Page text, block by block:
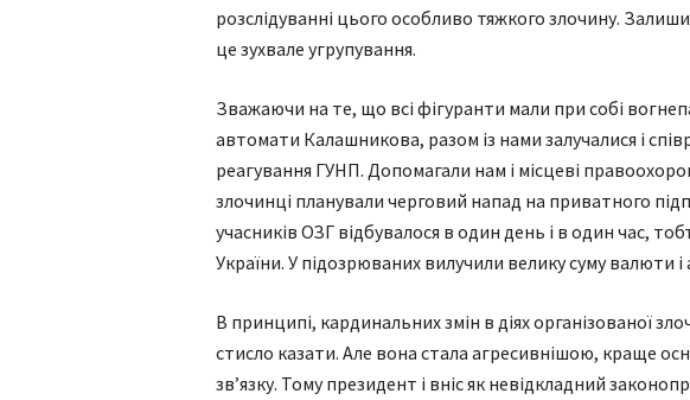
розслідуванні цього особливо тяжкого злочину.
це зухвале угрупування.
Зважаючи на те, що всі фігуранти мали при собі
автомати Калашникова, разом із нами залучалися і
реагування ГУНП. Допомагали нам і місцеві
злочинці планували черговий напад на приватного
учасників ОЗГ відбувалося в один день і в один час,
України. У підозрюваних вилучили велику суму валюти і
В принципі, кардинальних змін в діях організованої
стисло казати. Але вона стала агресивнішою, краще
зв’язку. Тому президент і вніс як невідкладний